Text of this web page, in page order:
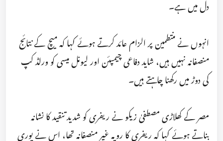
دل میں ہے۔
انہوں نے منتطمین پر الزام عائد کرتے ہوئے کہا کہ میچ کے نتائج
منصفانہ نہیں ہیں، شاید دفاعی چیمپئن اور لیونل میسی کو ورلڈ کپ
کی دوڑ میں رکھنا چاہتے ہیں۔
مصر کے کھلاڑی مصطفیٰ زیکو نے ریفری کو شدید تنقید کا نشانہ
بناتے ہوئے کہا کہ ریفری کا رویہ غیر منصفانہ تھا، اس نے پوری